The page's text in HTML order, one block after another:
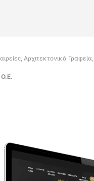
Αρχιτεκτονικά